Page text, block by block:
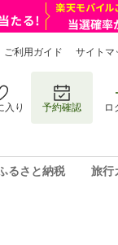
ご利用ガイド サイトマ
入り 予約確認 ロ
るさと納税 旅行